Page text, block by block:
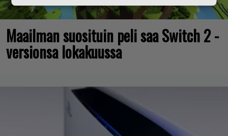
Maailman suosituin peli saa Switch 2 -
versionsa lokakuussa